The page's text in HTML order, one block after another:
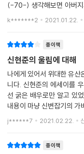
(-70-) 생각해보면 아버지가 무려주신 사랑은 그대로 위대한 유산이 되
어 내 아이들한테 전해지
k*******2 2021.01.22.
종이책
신현준의 울림에 대해
나에게 있어서 위대한 유산은 내 부모님이 물려주신 사랑과 믿음과 기
니다. 신현준의 에세이를 우연한 기회에 보게 되었습니다. 신현준은 그냥
선 굵은 배우로만 알고 있
내용이 마냥 신변잡기의 가
기 삶에 대한 깊은 생각도 알게 되었습니다. 책
일을
j******7 2021.02.22.
종이책